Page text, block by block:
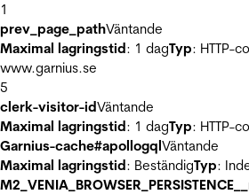
1
prev_page_pathVäntande
Maximal lagringstid: 1 dagTyp: HTTP-
www.garnius.se
5
clerk-visitor-idVäntande
Maximal lagringstid: 1 dagTyp: HTTP-
Garnius-cache#apollogqlVäntande
Maximal lagringstid: BeständigTyp: